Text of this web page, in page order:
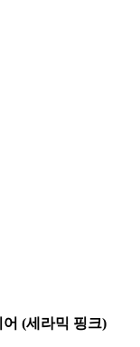
(세라믹 핑크)